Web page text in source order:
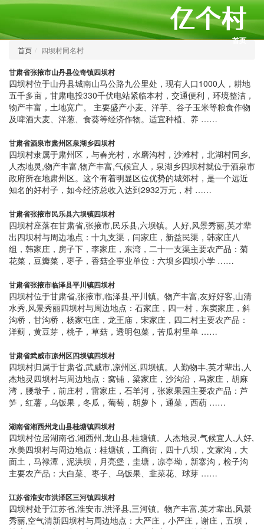
首页
首页 四坝村同名村
甘肃省张掖市山丹县位奇镇四坝村
四坝村位于山丹县城南山马公路九公里处，现有人口1000人，耕地
五千多亩，甘肃电投330千伏电站紧临本村，交通便利，环境整洁，
物产丰富，土地宽广。 主要盛产小麦、洋芋、谷子玉米等粮食作物
及啤酒大麦、洋葱、食葵等经济作物。适宜种植、养 ……
甘肃省酒泉市肃州区泉湖乡四坝村
四坝村隶属于肃州区，与春光村，水磨沟村，沙滩村，北湖村同乡,
人杰地灵,物产丰富,物产丰富,气候宜人，泉湖乡四坝村就位于酒泉市
政府所在地肃州区。这个有着明显区位优势的城郊村，是一个远近
知名的好村子，如今经济总收入达到2932万元，村 ……
甘肃省张掖市民乐县六坝镇四坝村
四坝村座落在甘肃省,张掖市,民乐县,六坝镇。人好,风景秀丽,英才辈
出四坝村与周边地点：十九支渠，闫家庄，新益民渠，韩家庄八
组，韩家庄，房子下，李家庄，东湾，二十一支渠主要农产品：菊
花菜，豆瓣菜，枣子，香菇企事业单位：六坝乡四坝小学 ……
甘肃省张掖市临泽县平川镇四坝村
四坝村位于甘肃省,张掖市,临泽县,平川镇。物产丰富,友好好客,山清
水秀,风景秀丽四坝村与周边地点：石家庄，四一村，东窦家庄，斜
沟桥，甘沟桥，杨家屯庄，龙王庙，宋家庄，四二村主要农产品：
洋蓟，黄豆芽，桃子，草菇，透明包菜，苦瓜村里单 ……
甘肃省武威市凉州区四坝镇四坝村
四坝村归属于甘肃省,武威市,凉州区,四坝镇。人勤物丰,英才辈出,人
杰地灵四坝村与周边地点：窝铺，梁家庄，沙沟沿，马家庄，胡麻
湾，腰墩子，前庄村，雷家庄，石羊河，张家果园主要农产品：芦
笋，红薯，乌饭果，冬瓜，葡萄，胡萝卜，通菜，西葫 ……
湖南省湘西州龙山县桂塘镇四坝村
四坝村位居湖南省,湘西州,龙山县,桂塘镇。人杰地灵,气候宜人,人好,
水美四坝村与周边地点：桂塘镇，工商街，四十八坝，文家沟，大
面土，马禄潭，泥洪坝，月亮堡，圭塘，凉亭坳，新寨沟，检子沟
主要农产品：大白菜、枣子、乌饭果、韭菜花、球芽 ……
江苏省淮安市洪泽区三河镇四坝村
四坝村处于江苏省,淮安市,洪泽县,三河镇。物产丰富,英才辈出,风景
秀丽,空气清新四坝村与周边地点：大严庄，小严庄，谢庄，五坝，